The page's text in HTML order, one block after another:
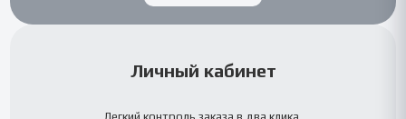
Личный кабинет